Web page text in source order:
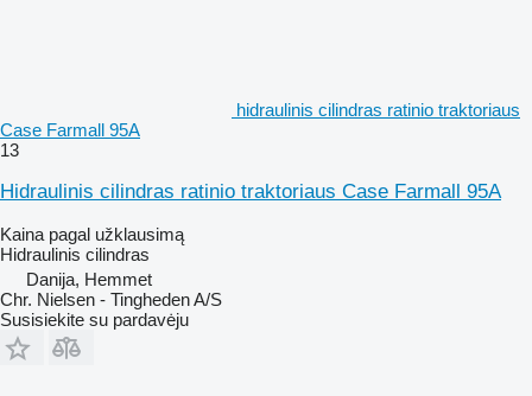
hidraulinis cilindras ratinio traktoriaus
Case Farmall 95A
13
Hidraulinis cilindras ratinio traktoriaus Case Farmall 95A
Kaina pagal užklausimą
Hidraulinis cilindras
Danija, Hemmet
Chr. Nielsen - Tingheden A/S
Susisiekite su pardavėju